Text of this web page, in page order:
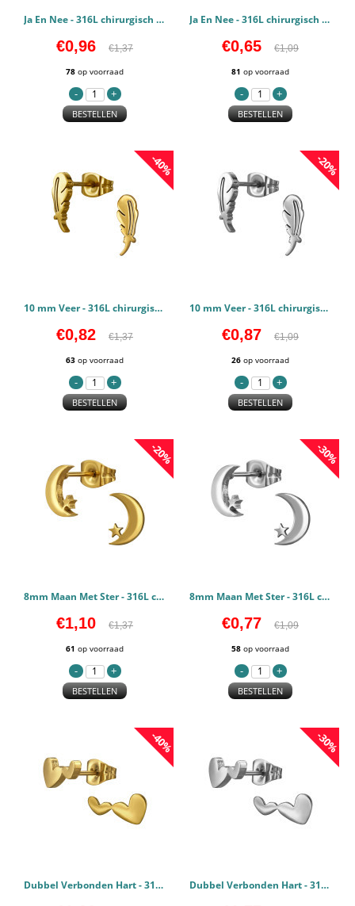
Ja En Nee - 316L chirurgisch roestvrij staal Oorstekers PCJW50131
€0,96 €1,37
78 op voorraad
BESTELLEN
Ja En Nee - 316L chirurgisch roestvrij staal Oorstekers PCJW50130
€0,65 €1,09
81 op voorraad
BESTELLEN
-40%
10 mm Veer - 316L chirurgisch roestvrij staal Oorstekers PCJW50127
€0,82 €1,37
63 op voorraad
BESTELLEN
-20%
10 mm Veer - 316L chirurgisch roestvrij staal Oorstekers PCJW50126
€0,87 €1,09
26 op voorraad
BESTELLEN
-20%
8mm Maan Met Ster - 316L chirurgisch roestvrij staal Oorstekers PCJW50123
€1,10 €1,37
61 op voorraad
BESTELLEN
-30%
8mm Maan Met Ster - 316L chirurgisch roestvrij staal Oorstekers PCJW50122
€0,77 €1,09
58 op voorraad
BESTELLEN
-40%
Dubbel Verbonden Hart - 316L chirurgisch roestvrij staal Oorstekers PCJW50121
-30%
Dubbel Verbonden Hart - 316L chirurgisch roestvrij staal Oorstekers PCJW50120